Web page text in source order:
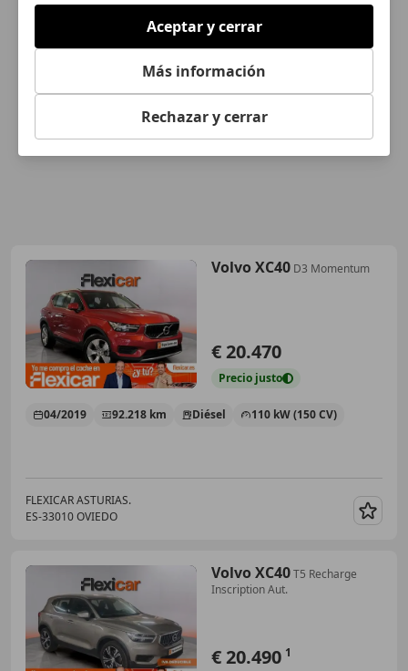
Volvo XC40 D3 Momentum
€ 20.470
Precio justo
04/2019 92.218 km Diésel 110 kW (150 CV)
FLEXICAR ASTURIAS.
ES-33010 OVIEDO
Volvo XC40T5 Recharge
Inscription Aut.
€ 20.490 1
Aceptar y cerrar
Más información
Rechazar y cerrar